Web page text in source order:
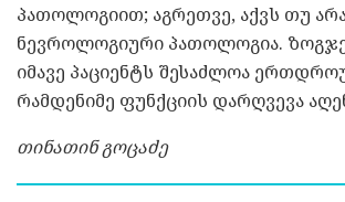
პათოლოგიით; აგრეთვე, აქვს თუ
ნევროლოგიური პათოლოგია.
იმავე პაციენტს შესაძლოა
რამდენიმე ფუნქციის დარღვევა
თინათინ გოცაძე